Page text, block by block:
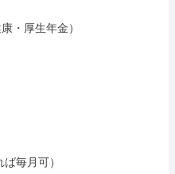
・厚生年金）
毎月可）